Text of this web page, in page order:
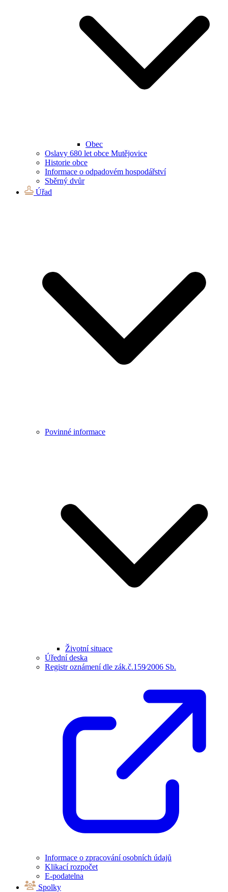
Obec
Oslavy 680 let obce Mutějovice
Historie obce
Informace o odpadovém hospodářství
Sběrný dvůr
Úřad
Povinné informace
Životní situace
Úřední deska
Registr oznámení dle zák.č.159⁄2006 Sb.
Informace o zpracování osobních údajů
Klikací rozpočet
E-podatelna
Spolky